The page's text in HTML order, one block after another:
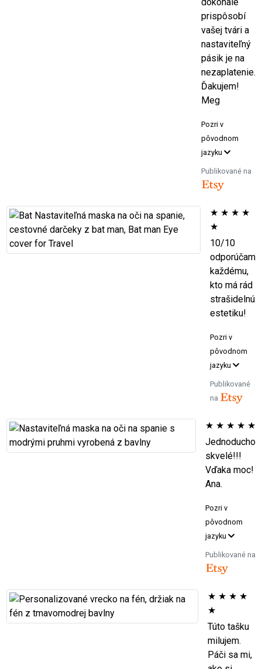
prispôsobí
vašej tvári a
nastaviteľný
pásik je na
nezaplatenie.
Ďakujem!
Meg
Pozri v
pôvodnom
jazyku
Publikované na
★ ★ ★ ★
★
10/10
odporúčam
každému,
kto má rád
strašidelnú
estetiku!
Pozri v
pôvodnom
jazyku
Publikované
na
★ ★ ★ ★ ★
Jednoducho
skvelé!!!
Vďaka moc!
Ana.
Pozri v
pôvodnom
jazyku
Publikované na
★ ★ ★ ★
★
Túto tašku
milujem.
Páči sa mi,